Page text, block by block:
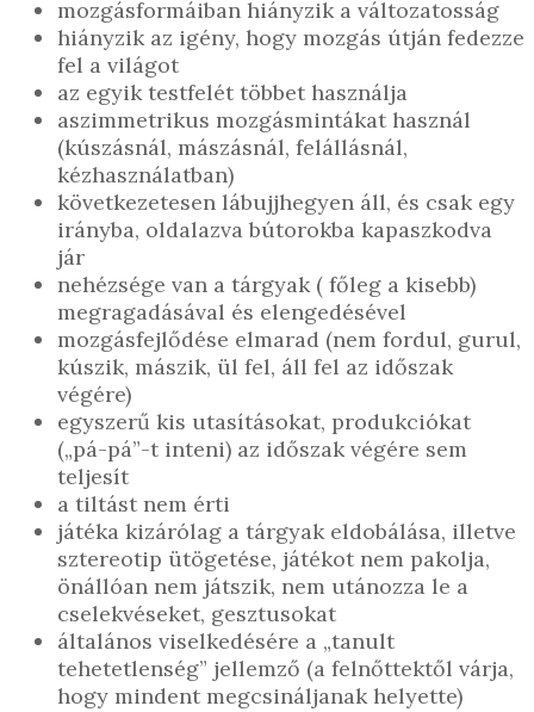
mozgásformáiban hiányzik a változatosság
hiányzik az igény, hogy mozgás útján fedezze
fel a világot
az egyik testfelét többet használja
aszimmetrikus mozgásmintákat használ
(kúszásnál, mászásnál, felállásnál,
kézhasználatban)
következetesen lábujjhegyen áll, és csak egy
irányba, oldalazva bútorokba kapaszkodva
jár
nehézsége van a tárgyak ( főleg a kisebb)
megragadásával és elengedésével
mozgásfejlődése elmarad (nem fordul, gurul,
kúszik, mászik, ül fel, áll fel az időszak
végére)
egyszerű kis utasításokat, produkciókat
(„pá-pá”-t inteni) az időszak végére sem
teljesít
a tiltást nem érti
játéka kizárólag a tárgyak eldobálása, illetve
sztereotip ütögetése, játékot nem pakolja,
önállóan nem játszik, nem utánozza le a
cselekvéseket, gesztusokat
általános viselkedésére a „tanult
tehetetlenség” jellemző (a felnőttektől várja,
hogy mindent megcsináljanak helyette)